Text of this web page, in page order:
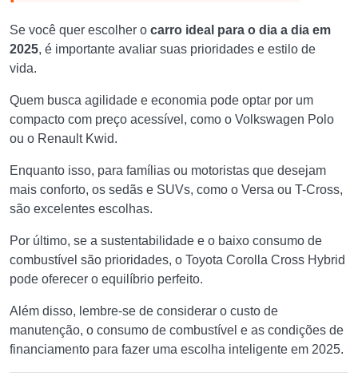
Se você quer escolher o carro ideal para o dia a dia em
2025, é importante avaliar suas prioridades e estilo de
vida.
Quem busca agilidade e economia pode optar por um
compacto com preço acessível, como o Volkswagen Polo
ou o Renault Kwid.
Enquanto isso, para famílias ou motoristas que desejam
mais conforto, os sedãs e SUVs, como o Versa ou T-Cross,
são excelentes escolhas.
Por último, se a sustentabilidade e o baixo consumo de
combustível são prioridades, o Toyota Corolla Cross Hybrid
pode oferecer o equilíbrio perfeito.
Além disso, lembre-se de considerar o custo de
manutenção, o consumo de combustível e as condições de
financiamento para fazer uma escolha inteligente em 2025.